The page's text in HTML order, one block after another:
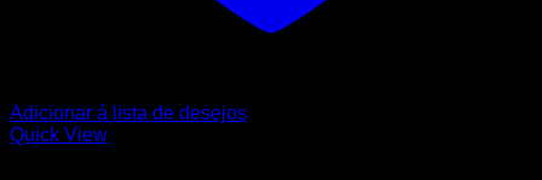
Adicionar á lista de desejos
Quick View